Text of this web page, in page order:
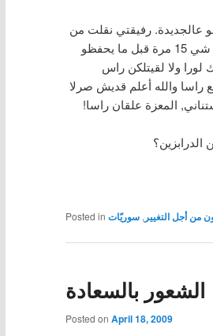
عالجديدة. رفيقتي نقلت من
سكنا القديم لسكنا الجديد, وانا طبعا من هدول العالم ياللي بضيعو شي 15 مرة قبل ما يحفظو
ولا لقيتلكن راس
راسا والله أعلم قديش صرلا
المعزة علقان راسا!
Posted in من أجل التغيير , سوريّات
الشعور بالسعادة
Posted on April 18, 2009